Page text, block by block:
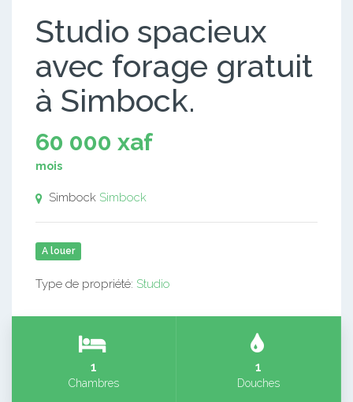
Studio spacieux
avec forage gratuit
à Simbock.
60 000 xaf
mois
Simbock Simbock
A louer
Type de propriété: Studio
1
Chambres
1
Douches